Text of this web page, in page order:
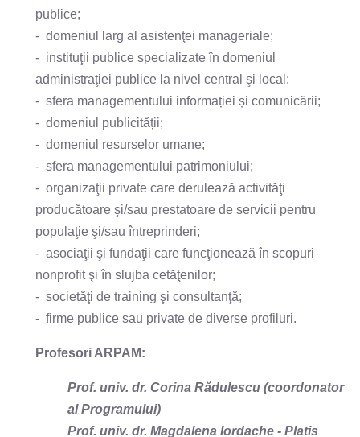
publice;
- domeniul larg al asistenţei manageriale;
- instituţii publice specializate în domeniul
administraţiei publice la nivel central şi local;
- sfera managementului informației și comunicării;
- domeniul publicității;
- domeniul resurselor umane;
- sfera managementului patrimoniului;
- organizaţii private care derulează activităţi
producătoare şi/sau prestatoare de servicii pentru
populaţie şi/sau întreprinderi;
- asociaţii şi fundaţii care funcţionează în scopuri
nonprofit şi în slujba cetăţenilor;
- societăţi de training şi consultanţă;
- firme publice sau private de diverse profiluri.
Profesori ARPAM:
Prof. univ. dr. Corina Rădulescu (coordonator
al Programului)
Prof. univ. dr. Magdalena Iordache - Platis